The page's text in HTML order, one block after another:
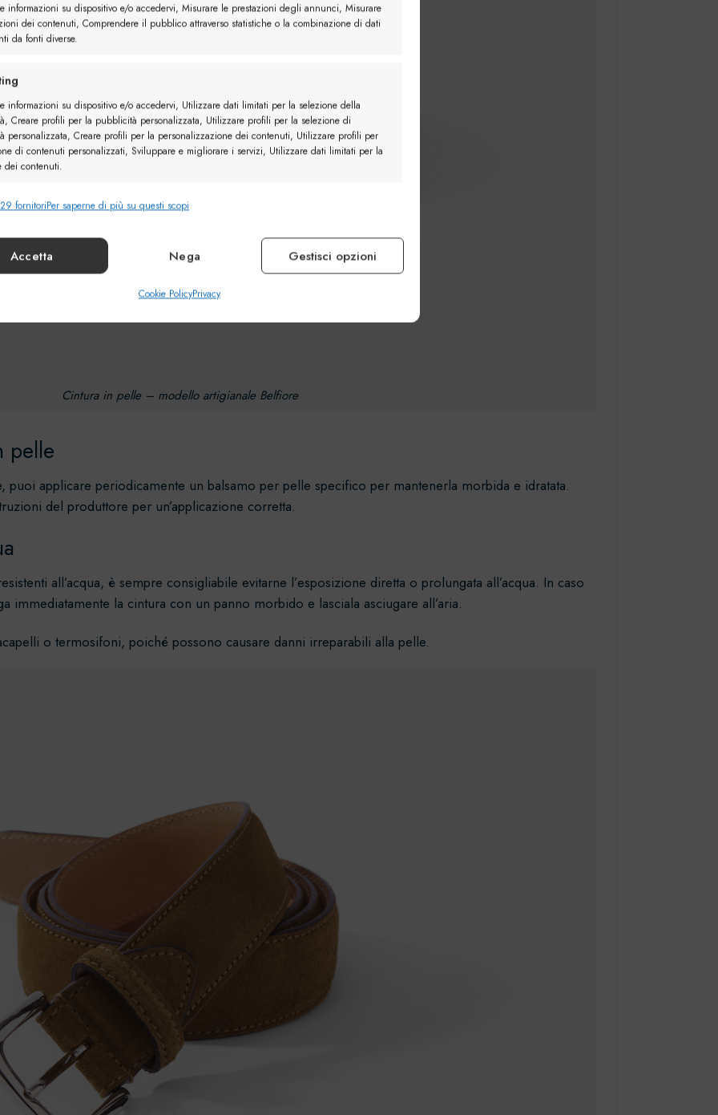
informazioni su dispositivo e/o accedervi, Misurare le prestazioni degli annunci, Misurare
dei contenuti, Comprendere il pubblico attraverso statistiche o la combinazione di dati
da fonti diverse.
informazioni su dispositivo e/o accedervi, Utilizzare dati limitati per la selezione della
Creare profili per la pubblicità personalizzata, Utilizzare profili per la selezione di
personalizzata, Creare profili per la personalizzazione dei contenuti, Utilizzare profili per
di contenuti personalizzati, Sviluppare e migliorare i servizi, Utilizzare dati limitati per la
dei contenuti.
Identificare i dispositivi in base alle informazioni trasmesse automaticamente.
la sicurezza, prevenire e rilevare frodi, correggere
fornitoriPer saperne di più su questi scopi
Accetta Nega Gestisci opzioni
Cookie PolicyPrivacy
Cintura in pelle – modello artigianale Belfiore
pelle
puoi applicare periodicamente un balsamo per pelle specifico per mantenerla morbida e idratata.
del produttore per un’applicazione corretta.
all’acqua, è sempre consigliabile evitarne l’esposizione diretta o prolungata all’acqua. In caso
immediatamente la cintura con un panno morbido e lasciala asciugare all’aria.
o termosifoni, poiché possono causare danni irreparabili alla pelle.